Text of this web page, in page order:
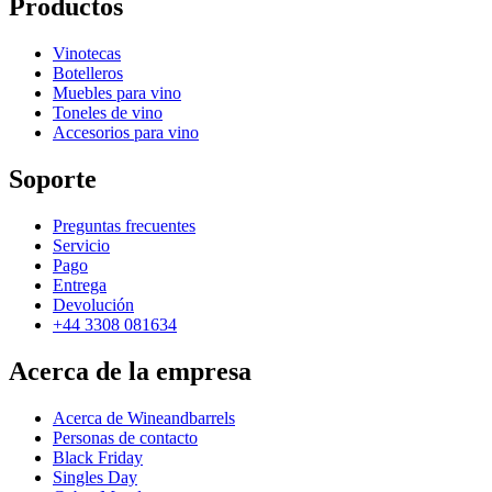
Productos
Vinotecas
Botelleros
Muebles para vino
Toneles de vino
Accesorios para vino
Soporte
Preguntas frecuentes
Servicio
Pago
Entrega
Devolución
+44 3308 081634
Acerca de la empresa
Acerca de Wineandbarrels
Personas de contacto
Black Friday
Singles Day